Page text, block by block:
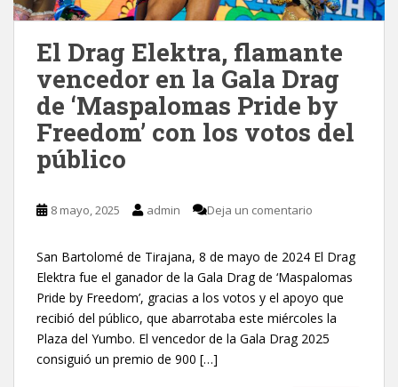
El Drag Elektra, flamante
vencedor en la Gala Drag
de ‘Maspalomas Pride by
Freedom’ con los votos del
público
8 mayo, 2025 admin Deja un comentario
San Bartolomé de Tirajana, 8 de mayo de 2024 El Drag
Elektra fue el ganador de la Gala Drag de ‘Maspalomas
Pride by Freedom’, gracias a los votos y el apoyo que
recibió del público, que abarrotaba este miércoles la
Plaza del Yumbo. El vencedor de la Gala Drag 2025
consiguió un premio de 900 […]